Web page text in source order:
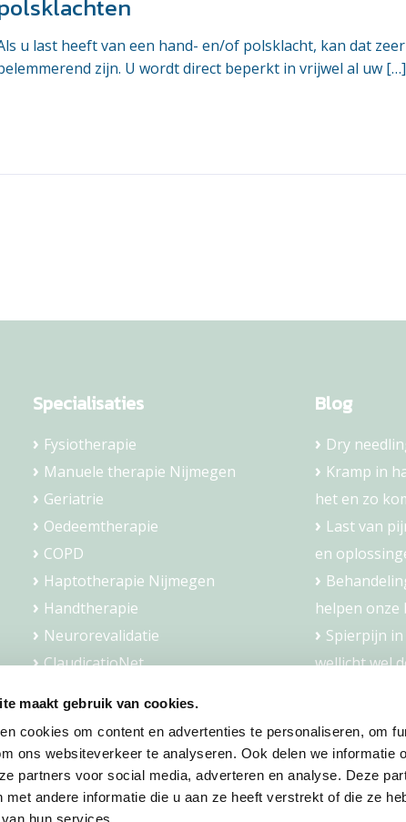
maakt gebruik van cookies.
cookies om content en advertenties te personaliseren, om
ons websiteverkeer te analyseren. Ook delen we informatie
partners voor social media, adverteren en analyse. Deze
met andere informatie die u aan ze heeft verstrekt of die ze
u last heeft van een hand- en/of polsklacht, kan dat zeer
zijn. U wordt direct beperkt in vrijwel al uw […]
Specialisaties
Fysiotherapie
Manuele therapie Nijmegen
Geriatrie
Oedeemtherapie
COPD
Haptotherapie Nijmegen
Handtherapie
Neurorevalidatie
ClaudicatioNet
Ademtherapie
Slaapcoaching
Fietscoaching
Blog
Dry
Kramp in
het en zo
Last van
en
helpen onze
Spierpijn
wellicht wel